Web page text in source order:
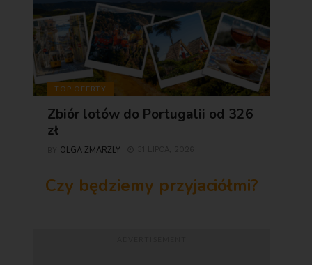
TOP OFERTY
Zbiór lotów do Portugalii od 326
zł
OLGA ZMARZLY
Czy będziemy przyjaciółmi?